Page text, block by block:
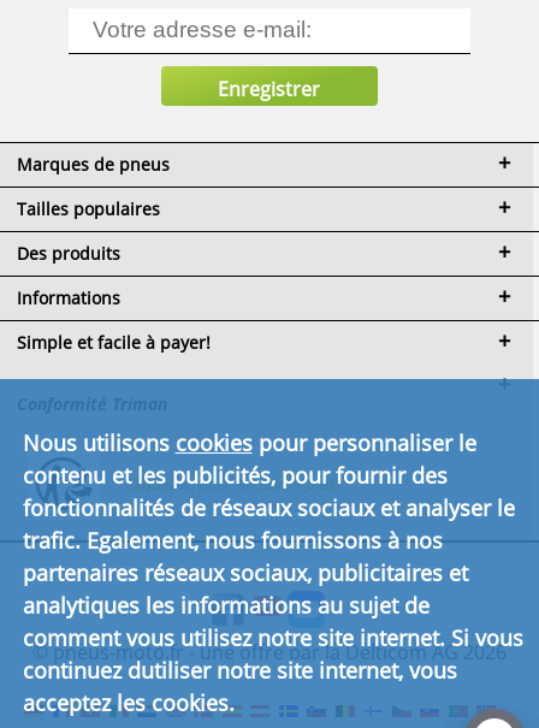
Marques de pneus
Tailles populaires
Des produits
Garantie année de
production 2026
Informations
Inscription partenaire de
montage
Simple et facile à payer!
Cliquez ici pour en savoir plus.
© pneus-moto.fr - une offre par la Delticom AG 2026
Nous utilisons cookiespour personnaliser le
contenu et les publicités, pour fournir des
fonctionnalités de réseaux sociaux et analyser le
trafic. Egalement, nous fournissons à nos
partenaires réseaux sociaux, publicitaires et
analytiques les informations au sujet de
comment vous utilisez notre site internet. Si vous
continuez dutiliser notre site internet, vous
acceptez les cookies.